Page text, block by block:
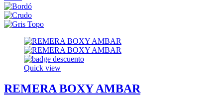
Quick view
REMERA BOXY AMBAR